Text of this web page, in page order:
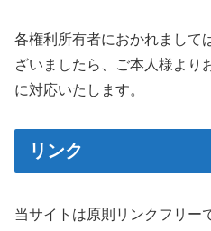
各権利所有者におかれまして
ざいましたら、ご本人様より
に対応いたします。
リンク
当サイトは原則リンクフリー